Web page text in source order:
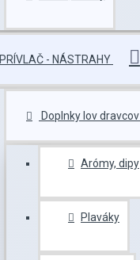
PRÍVLAČ - NÁSTRAHY
Doplnky lov dravcov
Arómy, dipy
Plaváky